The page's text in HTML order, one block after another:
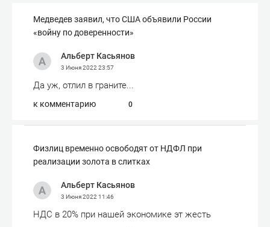
Медведев заявил, что США объявили России
«войну по доверенности»
Альберт Касьянов
3 Июня 2022 23:57
Да уж, отлил в граните...
к комментарию 0
Физлиц временно освободят от НДФЛ при
реализации золота в слитках
Альберт Касьянов
3 Июня 2022 11:46
НДС в 20% при нашей экономике эт жесть